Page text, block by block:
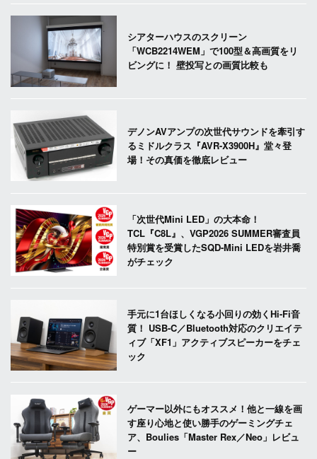
シアターハウスのスクリーン
「WCB2214WEM」で100型＆高画質をリ
ビングに！ 壁投写との画質比較も
デノンAVアンプの次世代サウンドを牽引す
るミドルクラス『AVR-X3900H』堂々登
場！その真価を徹底レビュー
「次世代Mini LED」の大本命！
TCL『C8L』、VGP2026 SUMMER審査員
特別賞を受賞したSQD-Mini LEDを岩井喬
がチェック
手元に1台ほしくなる小回りの効くHi-Fi音
質！ USB-C／Bluetooth対応のクリエイテ
ィブ「XF1」アクティブスピーカーをチェ
ック
ゲーマー以外にもオススメ！他と一線を画
す座り心地と使い勝手のゲーミングチェ
ア、Boulies「Master Rex／Neo」レビュ
ー